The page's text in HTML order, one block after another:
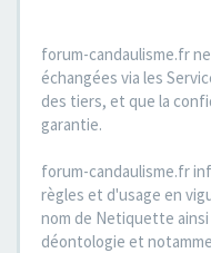
forum-candaulisme.fr
échangées via les
des tiers, et que la
garantie.
forum-candaulisme.fr
règles et d'usage en
nom de Netiquette
déontologie et